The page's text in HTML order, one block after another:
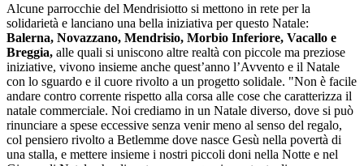
Alcune parrocchie del Mendrisiotto si mettono in rete per la
solidarietà e lanciano una bella iniziativa per questo Natale:
Balerna, Novazzano, Mendrisio, Morbio Inferiore, Vacallo e
Breggia, alle quali si uniscono altre realtà con piccole ma preziose
iniziative, vivono insieme anche quest’anno l’Avvento e il Natale
con lo sguardo e il cuore rivolto a un progetto solidale. "Non è facile
andare contro corrente rispetto alla corsa alle cose che caratterizza il
natale commerciale. Noi crediamo in un Natale diverso, dove si può
rinunciare a spese eccessive senza venir meno al senso del regalo,
col pensiero rivolto a Betlemme dove nasce Gesù nella povertà di
una stalla, e mettere insieme i nostri piccoli doni nella Notte e nel